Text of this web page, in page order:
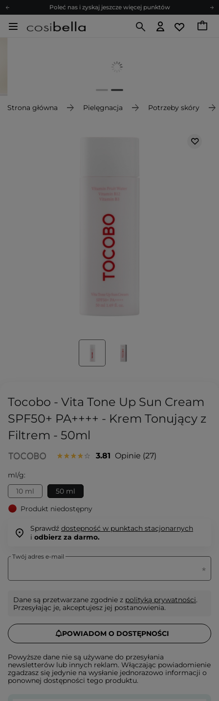
Poleć nas i zyskaj jeszcze więcej punktów
Zapisz się na newsletter pełen porad
Poleć nas i zyskaj jeszcze więcej punktów
Strona główna Pielęgnacja Potrzeby skóry
Tocobo - Vita Tone Up Sun Cream
SPF50+ PA++++ - Krem Tonujący z
Filtrem - 50ml
3.81 Opinie 27
ml/g:
10 ml
50 ml
Produkt niedostępny
Sprawdź dostępność w punktach stacjonarnych
i odbierz za darmo.
Twój adres e-mail
Dane są przetwarzane zgodnie z polityką prywatności.
Przesyłając je, akceptujesz jej postanowienia.
POWIADOM O DOSTĘPNOŚCI
Powyższe dane nie są używane do przesyłania
newsletterów lub innych reklam. Włączając powiadomienie
zgadzasz się jedynie na wysłanie jednorazowo informacji o
ponownej dostępności tego produktu.